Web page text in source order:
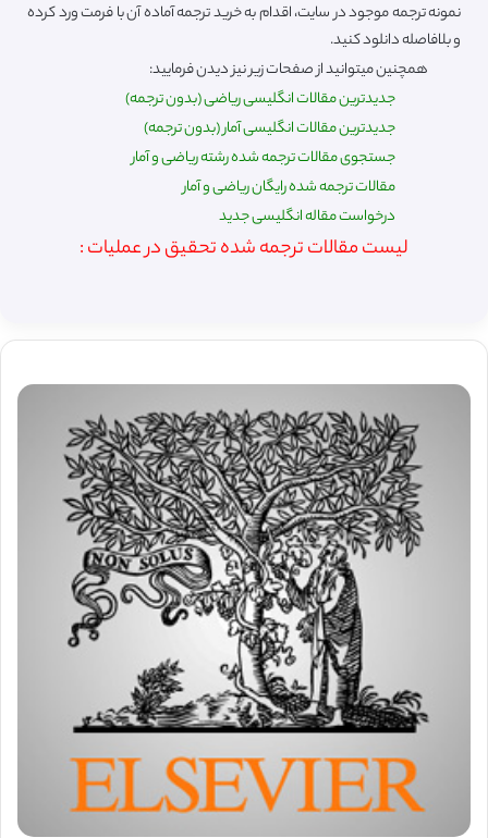
نمونه ترجمه موجود در سایت، اقدام به خرید ترجمه آماده آن با فرمت ورد کرده
و بلافاصله دانلود کنید.
همچنین میتوانید از صفحات زیر نیز دیدن فرمایید:
جدیدترین مقالات انگلیسی ریاضی (بدون ترجمه)
جدیدترین مقالات انگلیسی آمار (بدون ترجمه)
جستجوی مقالات ترجمه شده رشته ریاضی و آمار
مقالات ترجمه شده رایگان ریاضی و آمار
درخواست مقاله انگلیسی جدید
لیست مقالات ترجمه شده تحقیق در عملیات :